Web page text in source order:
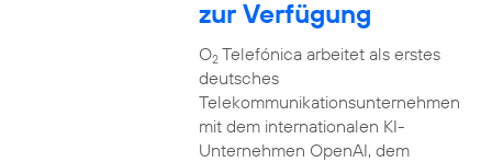
zur Verfügung
O2Telefónica arbeitet als erstes
deutsches
Telekommunikationsunternehmen
mit dem internationalen KI-
Unternehmen OpenAI, dem